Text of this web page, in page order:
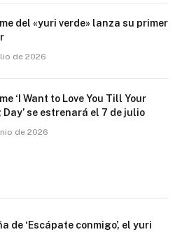
del «yuri verde» lanza su primer
de 2026
‘I Want to Love You Till Your
Day’ se estrenará el 7 de julio
de 2026
de ‘Escápate conmigo’, el yuri